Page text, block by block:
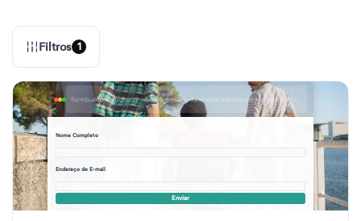
Filtros 1
Nome Completo
Endereço de E-mail
Enviar